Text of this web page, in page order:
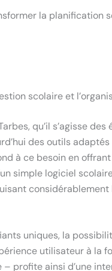
la planification
scolaire et
qu’il s’agisse
des outils
à ce besoin en
simple logiciel
uniques, la
utilisateur à la
profite ainsi d’une